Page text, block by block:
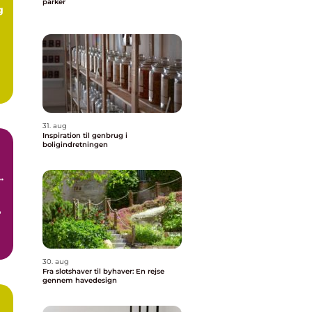
31. aug
Inspiration til genbrug i
boligindretningen
30. aug
Fra slotshaver til byhaver: En rejse
gennem havedesign